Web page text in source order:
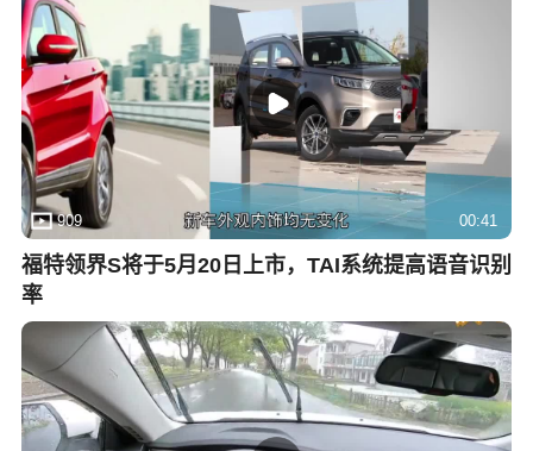
909 00:41
福特领界S将于5月20日上市，TAI系统提高语音识别
率